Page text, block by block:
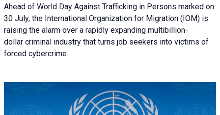
Ahead of World Day Against Trafficking in Persons marked on
30 July, the International Organization for Migration (IOM) is
raising the alarm over a rapidly expanding multibillion-
dollar criminal industry that turns job seekers into victims of
forced cybercrime.